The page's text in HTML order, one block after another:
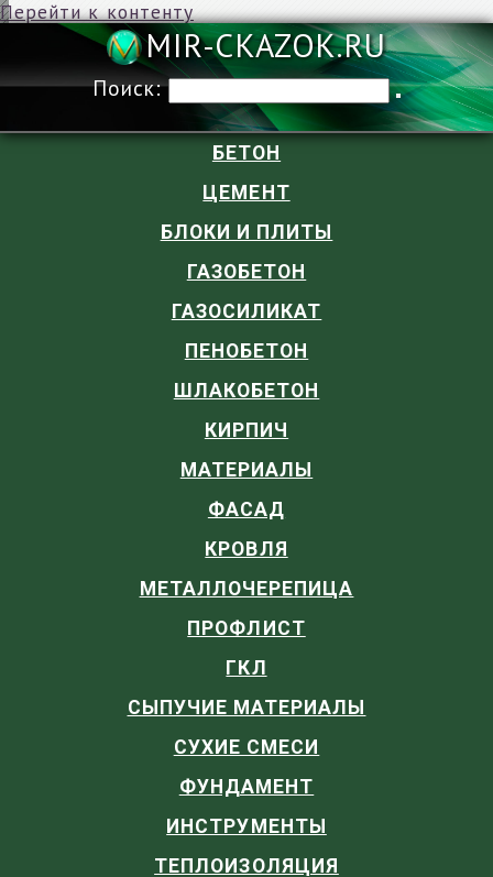
Перейти к контенту
MIR-
Поиск:
БЕТОН
ЦЕМЕНТ
БЛОКИ И ПЛИТЫ
ГАЗОБЕТОН
ГАЗОСИЛИКАТ
ПЕНОБЕТОН
ШЛАКОБЕТОН
КИРПИЧ
МАТЕРИАЛЫ
ФАСАД
КРОВЛЯ
МЕТАЛЛОЧЕРЕПИЦА
ПРОФЛИСТ
ГКЛ
СЫПУЧИЕ МАТЕРИАЛЫ
СУХИЕ СМЕСИ
ФУНДАМЕНТ
ИНСТРУМЕНТЫ
ТЕПЛОИЗОЛЯЦИЯ